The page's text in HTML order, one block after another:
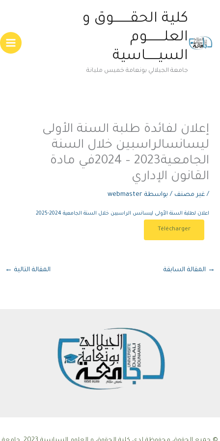
كلية الحقــــــــوق و
العلــــــــوم
السيــــــاسية
جامعة الجيلالي بونعامة خميس مليانة
إعلان لفائدة طلبة السنة الأولى
ليسانسالراسبين خلال السنة
الجامعية2023 – 2024في مادة
القانون الإداري
/غير مصنف / بواسطة webmaster
اعلان لطلبة السنة الأولى ليسانس الراسبين خلال السنة الجامعية 2024-2025
Télécharger
→ المقالة السابقة المقالة التالية ←